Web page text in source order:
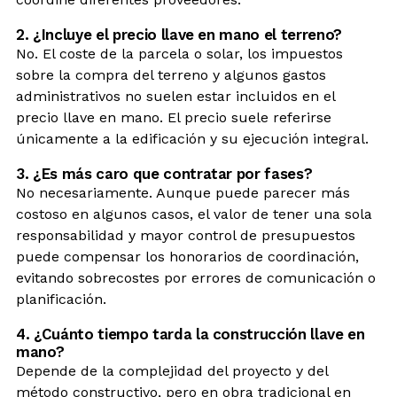
2. ¿Incluye el precio llave en mano el terreno?
No. El coste de la parcela o solar, los impuestos
sobre la compra del terreno y algunos gastos
administrativos no suelen estar incluidos en el
precio llave en mano. El precio suele referirse
únicamente a la edificación y su ejecución integral.
3. ¿Es más caro que contratar por fases?
No necesariamente. Aunque puede parecer más
costoso en algunos casos, el valor de tener una sola
responsabilidad y mayor control de presupuestos
puede compensar los honorarios de coordinación,
evitando sobrecostes por errores de comunicación o
planificación.
4. ¿Cuánto tiempo tarda la construcción llave en
mano?
Depende de la complejidad del proyecto y del
método constructivo, pero en obra tradicional en